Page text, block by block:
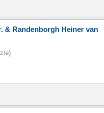
& Randenborgh Heiner van